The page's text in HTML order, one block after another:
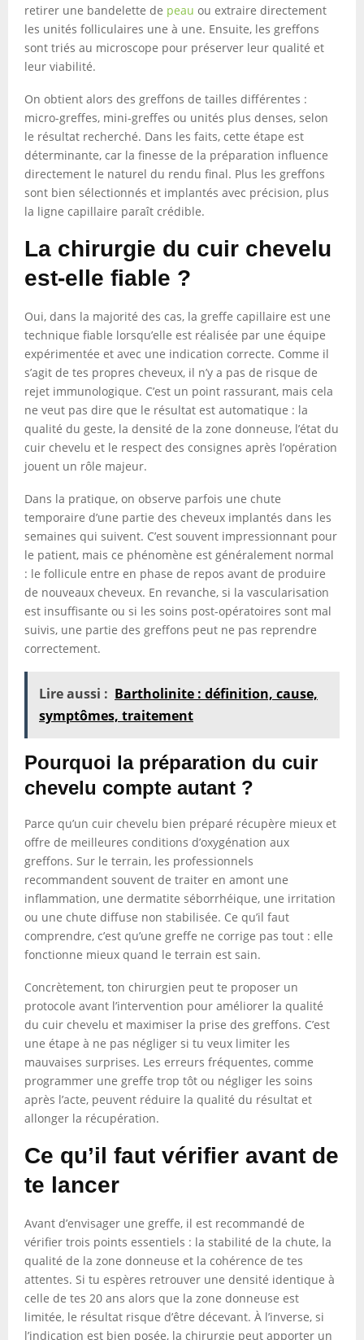
retirer une bandelette de peau ou extraire directement
les unités folliculaires une à une. Ensuite, les greffons
sont triés au microscope pour préserver leur qualité et
leur viabilité.
On obtient alors des greffons de tailles différentes :
micro-greffes, mini-greffes ou unités plus denses, selon
le résultat recherché. Dans les faits, cette étape est
déterminante, car la finesse de la préparation influence
directement le naturel du rendu final. Plus les greffons
sont bien sélectionnés et implantés avec précision, plus
la ligne capillaire paraît crédible.
La chirurgie du cuir chevelu
est-elle fiable ?
Oui, dans la majorité des cas, la greffe capillaire est une
technique fiable lorsqu’elle est réalisée par une équipe
expérimentée et avec une indication correcte. Comme il
s’agit de tes propres cheveux, il n’y a pas de risque de
rejet immunologique. C’est un point rassurant, mais cela
ne veut pas dire que le résultat est automatique : la
qualité du geste, la densité de la zone donneuse, l’état du
cuir chevelu et le respect des consignes après l’opération
jouent un rôle majeur.
Dans la pratique, on observe parfois une chute
temporaire d’une partie des cheveux implantés dans les
semaines qui suivent. C’est souvent impressionnant pour
le patient, mais ce phénomène est généralement normal
: le follicule entre en phase de repos avant de produire
de nouveaux cheveux. En revanche, si la vascularisation
est insuffisante ou si les soins post-opératoires sont mal
suivis, une partie des greffons peut ne pas reprendre
correctement.
Lire aussi : Bartholinite : définition, cause,
symptômes, traitement
Pourquoi la préparation du cuir
chevelu compte autant ?
Parce qu’un cuir chevelu bien préparé récupère mieux et
offre de meilleures conditions d’oxygénation aux
greffons. Sur le terrain, les professionnels
recommandent souvent de traiter en amont une
inflammation, une dermatite séborrhéique, une irritation
ou une chute diffuse non stabilisée. Ce qu’il faut
comprendre, c’est qu’une greffe ne corrige pas tout : elle
fonctionne mieux quand le terrain est sain.
Concrètement, ton chirurgien peut te proposer un
protocole avant l’intervention pour améliorer la qualité
du cuir chevelu et maximiser la prise des greffons. C’est
une étape à ne pas négliger si tu veux limiter les
mauvaises surprises. Les erreurs fréquentes, comme
programmer une greffe trop tôt ou négliger les soins
après l’acte, peuvent réduire la qualité du résultat et
allonger la récupération.
Ce qu’il faut vérifier avant de
te lancer
Avant d’envisager une greffe, il est recommandé de
vérifier trois points essentiels : la stabilité de la chute, la
qualité de la zone donneuse et la cohérence de tes
attentes. Si tu espères retrouver une densité identique à
celle de tes 20 ans alors que la zone donneuse est
limitée, le résultat risque d’être décevant. À l’inverse, si
l’indication est bien posée, la chirurgie peut apporter un